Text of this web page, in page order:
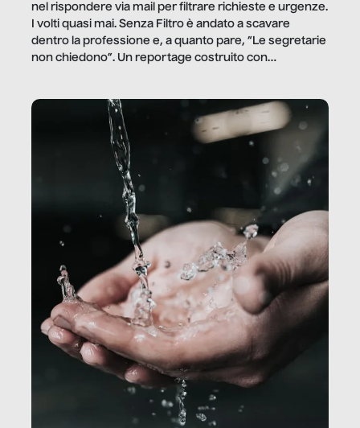
nel rispondere via mail per filtrare richieste e urgenze.
I volti quasi mai. Senza Filtro è andato a scavare
dentro la professione e, a quanto pare, “Le segretarie
non chiedono”. Un reportage costruito con